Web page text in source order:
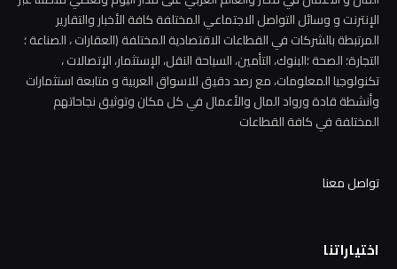
الإنترنت و وسائل التواصل الاجتماعي المختلفة كافة الأخبار والتقارير
المرتبطة بالشركات في القطاعات الاقتصادية المختلفة (العقارات ، الصناعة ؛
التجارة؛ الصحة ؛البنوك، التأمين، السياحة النقل، الإستثمار، الإتصالات ،
تكنولوجيا المعلومات، مع رصد دقيق للاسواق العربية و متابعة استثمارات
وأنشطة قادة ورواد المال والأعمال في كل مكان وتوثيق نجاحاتهم
المختلفة في كافة القطاعات
تواصل معنا
اختياراتنا